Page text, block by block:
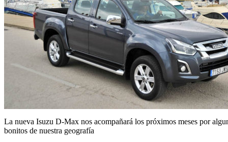
La nueva Isuzu D-Max nos acompañará los próximos meses por
bonitos de nuestra geografía